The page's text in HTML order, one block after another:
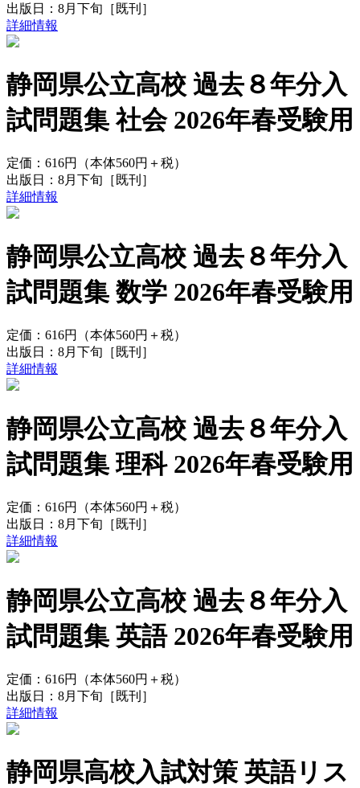
出版日： 8月下旬 ［既刊］
詳細情報
静岡県公立高校 過去８年分入
試問題集 社会 2026年春受験用
定価： 616円
（本体560円＋税）
出版日： 8月下旬 ［既刊］
詳細情報
静岡県公立高校 過去８年分入
試問題集 数学 2026年春受験用
定価： 616円
（本体560円＋税）
出版日： 8月下旬 ［既刊］
詳細情報
静岡県公立高校 過去８年分入
試問題集 理科 2026年春受験用
定価： 616円
（本体560円＋税）
出版日： 8月下旬 ［既刊］
詳細情報
静岡県公立高校 過去８年分入
試問題集 英語 2026年春受験用
定価： 616円
（本体560円＋税）
出版日： 8月下旬 ［既刊］
詳細情報
静岡県高校入試対策 英語リス